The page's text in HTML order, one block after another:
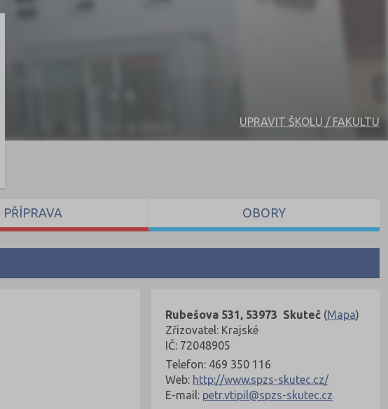
UPRAVIT ŠKOLU / FAKULTU
Rubešova 531, 53973 Skuteč (Mapa)
Zřizovatel: Krajské
IČ: 72048905
Telefon: 469 350 116
Web: http://www.spzs-skutec.cz/
E-mail: petr.vtipil@spzs-skutec.cz
PŘÍPRAVA OBORY